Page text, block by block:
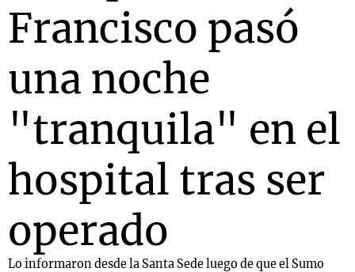
Francisco pasó
una noche
"tranquila" en el
hospital tras ser
operado
Lo informaron desde la Santa Sede luego de que el Sumo